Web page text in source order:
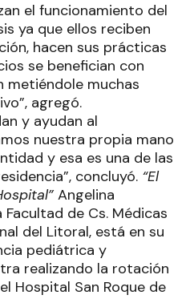
el funcionamiento del
ya que ellos reciben
hacen sus prácticas
se benefician con
metiéndole muchas
agregó.
y ayudan al
nuestra propia mano
y esa es una de las
concluyó. “El
Angelina
de Cs. Médicas
del Litoral, está en su
pediátrica y
realizando la rotación
Hospital San Roque de